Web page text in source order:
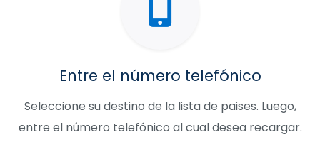
Entre el número telefónico
Seleccione su destino de la lista de paises. Luego,
entre el número telefónico al cual desea recargar.